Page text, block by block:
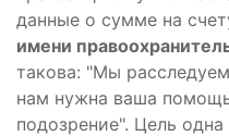
данные о сумме на
имени
такова: "Мы
нам нужна ваша
подозрение". Цель